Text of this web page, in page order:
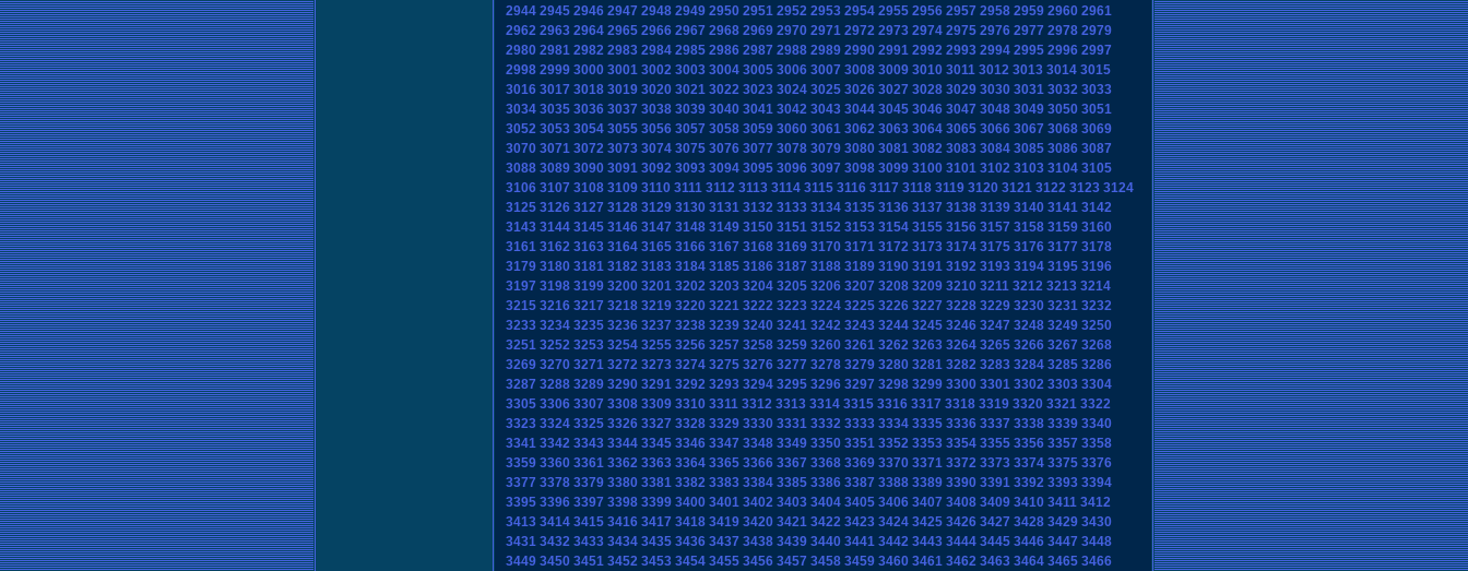
2944 2945 2946 2947 2948 2949 2950 2951 2952 2953 2954 2955 2956 2957 2958 2959 2960 2961
2962 2963 2964 2965 2966 2967 2968 2969 2970 2971 2972 2973 2974 2975 2976 2977 2978 2979
2980 2981 2982 2983 2984 2985 2986 2987 2988 2989 2990 2991 2992 2993 2994 2995 2996 2997
2998 2999 3000 3001 3002 3003 3004 3005 3006 3007 3008 3009 3010 3011 3012 3013 3014 3015
3016 3017 3018 3019 3020 3021 3022 3023 3024 3025 3026 3027 3028 3029 3030 3031 3032 3033
3034 3035 3036 3037 3038 3039 3040 3041 3042 3043 3044 3045 3046 3047 3048 3049 3050 3051
3052 3053 3054 3055 3056 3057 3058 3059 3060 3061 3062 3063 3064 3065 3066 3067 3068 3069
3070 3071 3072 3073 3074 3075 3076 3077 3078 3079 3080 3081 3082 3083 3084 3085 3086 3087
3088 3089 3090 3091 3092 3093 3094 3095 3096 3097 3098 3099 3100 3101 3102 3103 3104 3105
3106 3107 3108 3109 3110 3111 3112 3113 3114 3115 3116 3117 3118 3119 3120 3121 3122 3123 3124
3125 3126 3127 3128 3129 3130 3131 3132 3133 3134 3135 3136 3137 3138 3139 3140 3141 3142
3143 3144 3145 3146 3147 3148 3149 3150 3151 3152 3153 3154 3155 3156 3157 3158 3159 3160
3161 3162 3163 3164 3165 3166 3167 3168 3169 3170 3171 3172 3173 3174 3175 3176 3177 3178
3179 3180 3181 3182 3183 3184 3185 3186 3187 3188 3189 3190 3191 3192 3193 3194 3195 3196
3197 3198 3199 3200 3201 3202 3203 3204 3205 3206 3207 3208 3209 3210 3211 3212 3213 3214
3215 3216 3217 3218 3219 3220 3221 3222 3223 3224 3225 3226 3227 3228 3229 3230 3231 3232
3233 3234 3235 3236 3237 3238 3239 3240 3241 3242 3243 3244 3245 3246 3247 3248 3249 3250
3251 3252 3253 3254 3255 3256 3257 3258 3259 3260 3261 3262 3263 3264 3265 3266 3267 3268
3269 3270 3271 3272 3273 3274 3275 3276 3277 3278 3279 3280 3281 3282 3283 3284 3285 3286
3287 3288 3289 3290 3291 3292 3293 3294 3295 3296 3297 3298 3299 3300 3301 3302 3303 3304
3305 3306 3307 3308 3309 3310 3311 3312 3313 3314 3315 3316 3317 3318 3319 3320 3321 3322
3323 3324 3325 3326 3327 3328 3329 3330 3331 3332 3333 3334 3335 3336 3337 3338 3339 3340
3341 3342 3343 3344 3345 3346 3347 3348 3349 3350 3351 3352 3353 3354 3355 3356 3357 3358
3359 3360 3361 3362 3363 3364 3365 3366 3367 3368 3369 3370 3371 3372 3373 3374 3375 3376
3377 3378 3379 3380 3381 3382 3383 3384 3385 3386 3387 3388 3389 3390 3391 3392 3393 3394
3395 3396 3397 3398 3399 3400 3401 3402 3403 3404 3405 3406 3407 3408 3409 3410 3411 3412
3413 3414 3415 3416 3417 3418 3419 3420 3421 3422 3423 3424 3425 3426 3427 3428 3429 3430
3431 3432 3433 3434 3435 3436 3437 3438 3439 3440 3441 3442 3443 3444 3445 3446 3447 3448
3449 3450 3451 3452 3453 3454 3455 3456 3457 3458 3459 3460 3461 3462 3463 3464 3465 3466